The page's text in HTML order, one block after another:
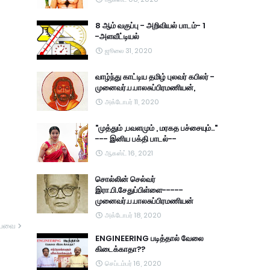
8 ஆம் வகுப்பு - அறிவியல் பாடம்- 1
-அளவீட்டியல்
ஜூலை 31, 2020
வாழ்ந்து காட்டிய தமிழ் புலவர் கபிலர் -
முனைவர்.ப.பாலசுப்பிரமணியன்,
அக்டோபர் 11, 2020
"முத்தும் ,பவளமும் , மரகத பச்சையும்.."
--- இனிய பக்தி பாடல்--
ஆகஸ்ட் 16, 2021
சொல்லின் செல்வர்
இரா.பி.சேதுப்பிள்ளை-----
முனைவர்.ப.பாலசுப்பிரமணியன்
அக்டோபர் 18, 2020
ENGINEERING படித்தால் வேலை
கிடைக்காதா??
செப்டம்பர் 16, 2020